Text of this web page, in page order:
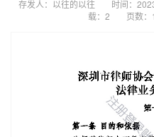
存发人：以往的以往
时间：
载：2
页数